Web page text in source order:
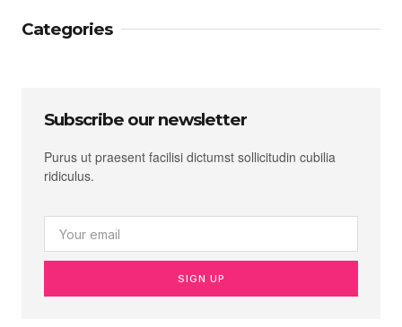
Categories
Subscribe our newsletter
Purus ut praesent facilisi dictumst sollicitudin cubilia
ridiculus.
SIGN UP